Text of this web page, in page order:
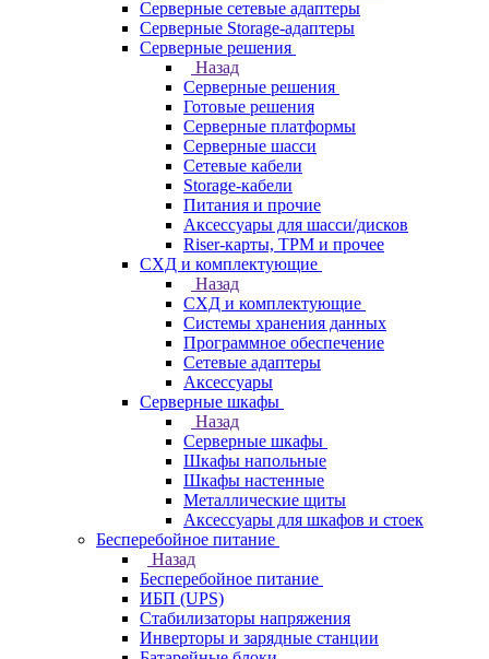
Серверные сетевые адаптеры
Серверные Storage-адаптеры
Серверные решения
Назад
Серверные решения
Готовые решения
Серверные платформы
Серверные шасси
Сетевые кабели
Storage-кабели
Питания и прочие
Аксессуары для шасси/дисков
Riser-карты, TPM и прочее
СХД и комплектующие
Назад
СХД и комплектующие
Системы хранения данных
Программное обеспечение
Сетевые адаптеры
Аксессуары
Серверные шкафы
Назад
Серверные шкафы
Шкафы напольные
Шкафы настенные
Металлические щиты
Аксессуары для шкафов и стоек
Бесперебойное питание
Назад
Бесперебойное питание
ИБП (UPS)
Стабилизаторы напряжения
Инверторы и зарядные станции